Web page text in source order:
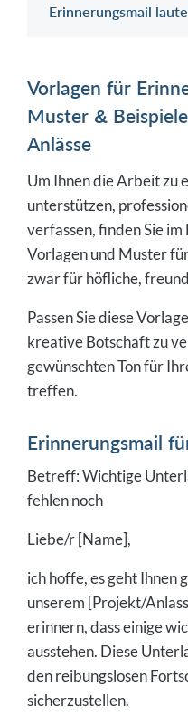
Erinnerungsmail
Vorlagen für
Muster &
Anlässe
Um Ihnen die Arbeit zu
unterstützen,
verfassen, finden Sie
Vorlagen und Muster
zwar für höfliche,
Passen Sie diese
kreative Botschaft zu
gewünschten Ton für
treffen.
Erinnerungsmail
Betreff: Wichtige
fehlen noch
Liebe/r [Name],
ich hoffe, es geht Ihnen
unserem [Projekt/
erinnern, dass einige
ausstehen. Diese
den reibungslosen
sicherzustellen.